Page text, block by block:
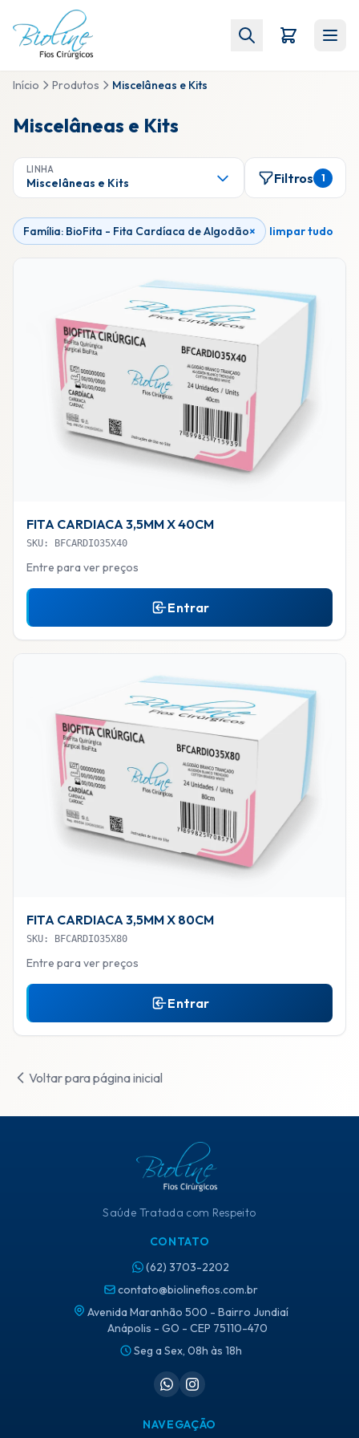
Início Produtos Miscelâneas e Kits
Miscelâneas e Kits
LINHA
Miscelâneas e Kits Filtros 1
Família: BioFita - Fita Cardíaca de Algodão× limpar tudo
FITA CARDIACA 3,5MM X 40CM
SKU: BFCARDIO35X40
Entre para ver preços
Entrar
FITA CARDIACA 3,5MM X 80CM
SKU: BFCARDIO35X80
Entre para ver preços
Entrar
Voltar para página inicial
Saúde Tratada com Respeito
CONTATO
(62) 3703-2202
contato@biolinefios.com.br
Avenida Maranhão 500 - Bairro Jundiaí
Anápolis - GO - CEP 75110-470
Seg a Sex, 08h às 18h
NAVEGAÇÃO